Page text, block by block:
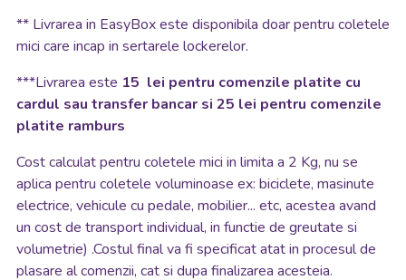
** Livrarea in EasyBox este disponibila doar pentru coletele
mici care incap in sertarele lockerelor.
***Livrarea este 15 lei pentru comenzile platite cu
cardul sau transfer bancar si 25 lei pentru comenzile
platite ramburs
Cost calculat pentru coletele mici in limita a 2 Kg, nu se
aplica pentru coletele voluminoase ex: biciclete, masinute
electrice, vehicule cu pedale, mobilier... etc, acestea avand
un cost de transport individual, in functie de greutate si
volumetrie) .Costul final va fi specificat atat in procesul de
plasare al comenzii, cat si dupa finalizarea acesteia.